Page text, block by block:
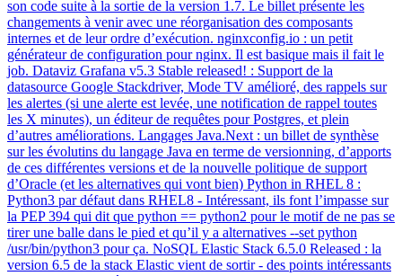
son code suite à la sortie de la version 1.7. Le billet présente les
changements à venir avec une réorganisation des composants
internes et de leur ordre d’exécution. nginxconfig.io : un petit
générateur de configuration pour nginx. Il est basique mais il fait le
job. Dataviz Grafana v5.3 Stable released! : Support de la
datasource Google Stackdriver, Mode TV amélioré, des rappels sur
les alertes (si une alerte est levée, une notification de rappel toutes
les X minutes), un éditeur de requêtes pour Postgres, et plein
d’autres améliorations. Langages Java.Next : un billet de synthèse
sur les évolutins du langage Java en terme de versionning, d’apports
de ces différentes versions et de la nouvelle politique de support
d’Oracle (et les alternatives qui vont bien) Python in RHEL 8 :
Python3 par défaut dans RHEL8 - Intéressant, ils font l’impasse sur
la PEP 394 qui dit que python == python2 pour le motif de ne pas se
tirer une balle dans le pied et qu’il y a alternatives --set python
/usr/bin/python3 pour ça. NoSQL Elastic Stack 6.5.0 Released : la
version 6.5 de la stack Elastic vient de sortir - des points intéressants